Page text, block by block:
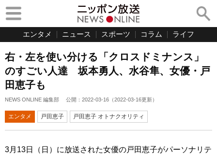
エンタメ ニュース スポーツ コラム ライフ
右・左を使い分ける「クロスドミナンス」
のすごい人達 坂本勇人、水谷隼、女優・戸
田恵子も
NEWS ONLINE 編集部 公開： 2022-03-16 （2022-03-16更新）
エンタメ 戸田恵子 戸田恵子 オトナクオリティ
3月13日（日）に放送された女優の戸田恵子がパーソナリテ